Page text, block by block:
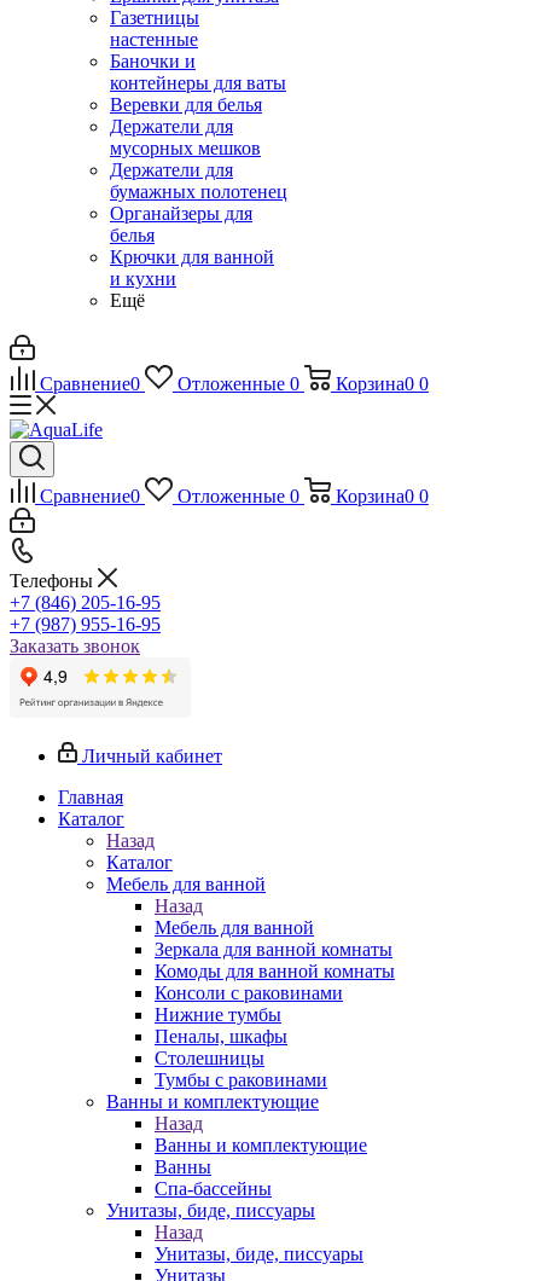
Газетницы
настенные
Баночки и
контейнеры для ваты
Веревки для белья
Держатели для
мусорных мешков
Держатели для
бумажных полотенец
Органайзеры для
белья
Крючки для ванной
и кухни
Ещё
Сравнение0 Отложенные 0 Корзина0 0
Сравнение0 Отложенные 0 Корзина0 0
Телефоны
+7 (846) 205-16-95
+7 (987) 955-16-95
Заказать звонок
Личный кабинет
Главная
Каталог
Назад
Каталог
Мебель для ванной
Назад
Мебель для ванной
Зеркала для ванной комнаты
Комоды для ванной комнаты
Консоли с раковинами
Нижние тумбы
Пеналы, шкафы
Столешницы
Тумбы с раковинами
Ванны и комплектующие
Назад
Ванны и комплектующие
Ванны
Спа-бассейны
Унитазы, биде, писсуары
Назад
Унитазы, биде, писсуары
Унитазы